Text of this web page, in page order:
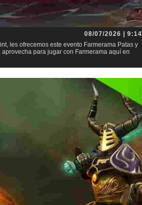
08/07/2026 | 9:14
les ofrecemos este evento Farmerama Patas y
para jugar con Farmerama aquí en